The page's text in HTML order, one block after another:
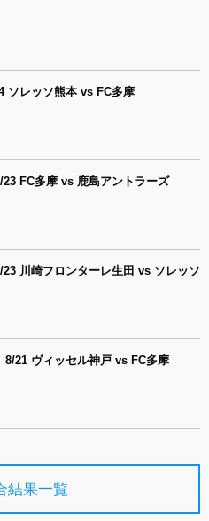
ソレッソ熊本 vs FC多摩
23 FC多摩 vs 鹿島アントラーズ
23 川崎フロンターレ生田 vs ソレッソ
8/21 ヴィッセル神戸 vs FC多摩
結果一覧